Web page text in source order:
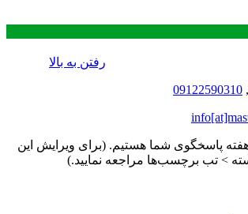
رفتن به بالا
,
09122590310
7 روز هفته پاسخگوی شما هستیم. (برای ویرایش این
> تب برچسب‌ها مراجعه نمایید.)